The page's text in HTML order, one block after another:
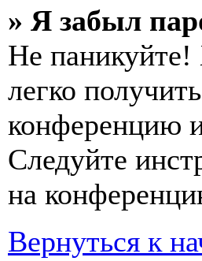
» Я забыл
Не паникуйте!
легко
конференцию
Следуйте
на
Вернуться к